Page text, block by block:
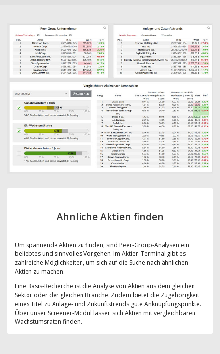
Ähnliche Aktien finden
Um spannende Aktien zu finden, sind Peer-Group-Analysen ein
beliebtes und sinnvolles Vorgehen. Im Aktien-Terminal gibt es
zahlreiche Möglichkeiten, um sich auf die Suche nach ähnlichen
Aktien zu machen.
Eine Basis-Recherche ist die Analyse von Aktien aus dem gleichen
Sektor oder der gleichen Branche. Zudem bietet die Zugehörigkeit
eines Titel zu Anlage- und Zukunftstrends gute Anknüpfungspunkte.
Über unser Screener-Modul lassen sich Aktien mit vergleichbaren
Wachstumsraten finden.